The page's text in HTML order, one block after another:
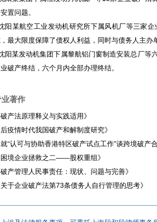
置问题。
阳某航空工业发动机研究所下属风机厂等三家
最大限度保障了债权人利益，同时与债务人主办
阳某发动机集团下属黎航铝门窗制造安装总厂等
破产终结，六个月内全部办理终结。
著作
产法原理释义与实践适用》
疫情时代我国破产和解制度研究》
“认可与协助香港特区破产试点工作”谈跨境破产合
境企业拯救之二——股权重组》
产管理人民事责任：现状、问题与完善》
于企业破产法第73条债务人自行管理的思考》